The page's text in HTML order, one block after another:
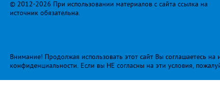
© 2012-2026 При использовании материалов с сайта ссылка на
источник обязательна.
Внимание! Продолжая использовать этот сайт Вы соглашаетесь
конфиденциальности. Если вы НЕ согласны на эти условия,